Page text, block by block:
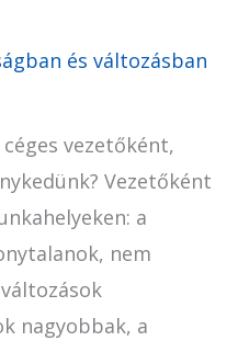
és változásban
vezetőként,
Vezetőként
a
nem
nagyobbak, a